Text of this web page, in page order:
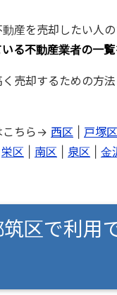
産を売却したい人
る不動産業者の一覧
売却するための方
こちら→ 西区 戸塚区
栄区 南区 泉区 金
区で利用